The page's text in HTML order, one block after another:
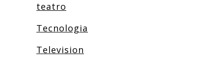
teatro
Tecnologia
Television